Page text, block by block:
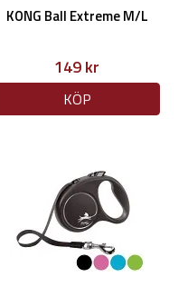
KONG Ball Extreme M/L
149 kr
KÖP